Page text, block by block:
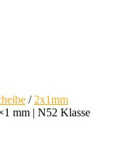
/ 2x1mm
mm | N52 Klasse